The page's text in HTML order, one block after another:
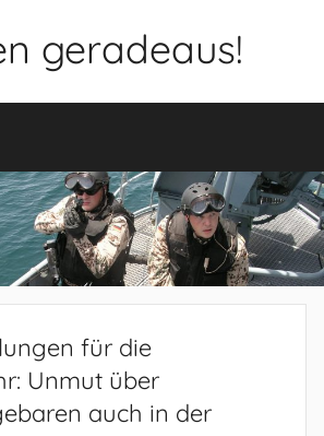
geradeaus!
für die
Unmut über
auch in der